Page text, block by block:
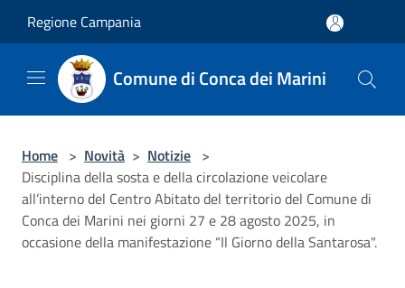
Regione Campania
Comune di Conca dei Marini
Home > Novità > Notizie >
Disciplina della sosta e della circolazione veicolare
all’interno del Centro Abitato del territorio del Comune di
Conca dei Marini nei giorni 27 e 28 agosto 2025, in
occasione della manifestazione “Il Giorno della Santarosa".